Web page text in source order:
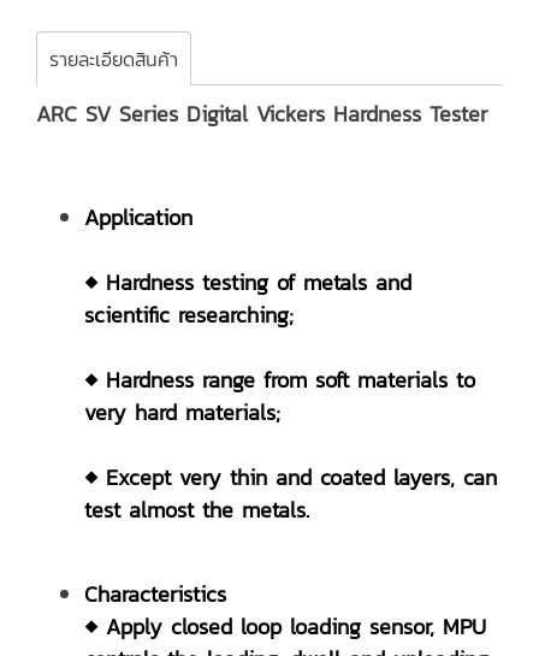
รายละเอียดสินค้า
ARC SV Series Digital Vickers Hardness Tester
Application
◆ Hardness testing of metals and
scientific researching;
◆ Hardness range from soft materials to
very hard materials;
◆ Except very thin and coated layers, can
test almost the metals.
Characteristics
◆ Apply closed loop loading sensor, MPU